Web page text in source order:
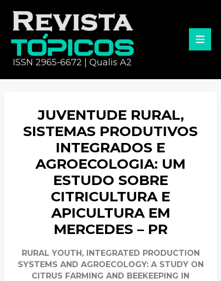
ISSN 2965-6672 | Qualis A2
JUVENTUDE RURAL,
SISTEMAS PRODUTIVOS
INTEGRADOS E
AGROECOLOGIA: UM
ESTUDO SOBRE
CITRICULTURA E
APICULTURA EM
MERCEDES – PR
RURAL YOUTH, INTEGRATED PRODUCTION
SYSTEMS AND AGROECOLOGY: A STUDY ON
CITRUS FARMING AND BEEKEEPING IN